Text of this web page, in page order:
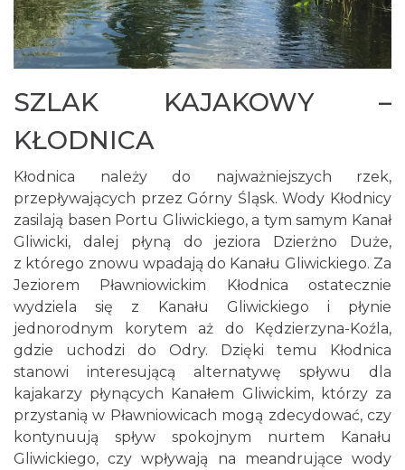
SZLAK KAJAKOWY –
KŁODNICA
Kłodnica należy do najważniejszych rzek,
przepływających przez Górny Śląsk. Wody Kłodnicy
zasilają basen Portu Gliwickiego, a tym samym Kanał
Gliwicki, dalej płyną do jeziora Dzierżno Duże,
z którego znowu wpadają do Kanału Gliwickiego. Za
Jeziorem Pławniowickim Kłodnica ostatecznie
wydziela się z Kanału Gliwickiego i płynie
jednorodnym korytem aż do Kędzierzyna-Koźla,
gdzie uchodzi do Odry. Dzięki temu Kłodnica
stanowi interesującą alternatywę spływu dla
kajakarzy płynących Kanałem Gliwickim, którzy za
przystanią w Pławniowicach mogą zdecydować, czy
kontynuują spływ spokojnym nurtem Kanału
Gliwickiego, czy wpływają na meandrujące wody